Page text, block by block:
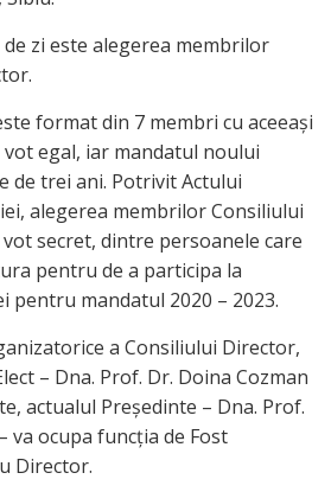
zi este alegerea membrilor
format din 7 membri cu aceeași
egal, iar mandatul noului
de trei ani. Potrivit Actului
alegerea membrilor Consiliului
secret, dintre persoanele care
pentru de a participa la
pentru mandatul 2020 – 2023.
a Consiliului Director,
– Dna. Prof. Dr. Doina Cozman
actualul Președinte – Dna. Prof.
va ocupa funcția de Fost
Director.